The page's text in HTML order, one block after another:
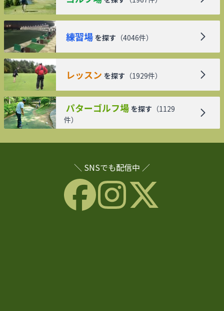
練習場 を探す （4046件）
レッスン を探す （1929件）
パターゴルフ場 を探す （1129
件）
＼ SNSでも配信中 ／